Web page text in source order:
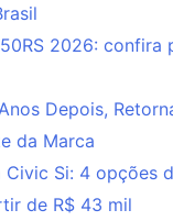
2026: confira
Depois,
da Marca
Civic Si: 4 opções
de R$ 43 mil